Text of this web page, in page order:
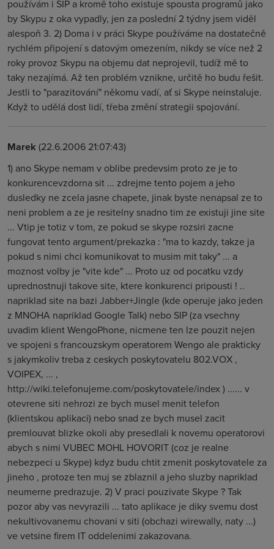
používám i SIP a kromě toho existuje spousta programů jako
by Skypu z oka vypadly, jen za poslední 2 týdny jsem viděl
alespoň 3. 2) Doma i v práci Skype používáme na dostatečně
rychlém připojení s datovým omezením, nikdy se více než 2
roky provoz Skypu na objemu dat neprojevil, tudíž mě to
taky nezajímá. Až ten problém vznikne, určitě ho budu řešit.
Jestli to "parazitování" někomu vadí, ať si Skype neinstaluje.
Když to udělá dost lidí, třeba změní strategii spojování.
Marek (22.6.2006 21:07:43)
1) ano Skype nemam v oblibe predevsim proto ze je to
konkurencevzdorna sit ... zdrejme tento pojem a jeho
dusledky ne zcela jasne chapete, jinak byste nenapsal ze to
neni problem a ze je resitelny snadno tim ze existuji jine site
... Vtip je totiz v tom, ze pokud se skype rozsiri zacne
fungovat tento argument/prekazka : "ma to kazdy, takze ja
pokud s nimi chci komunikovat to musim mit taky" ... a
moznost volby je "vite kde" ... Proto uz od pocatku vzdy
uprednostnuji takove site, ktere konkurenci pripousti ! ..
napriklad site na bazi Jabber+Jingle (kde operuje jako jeden
z MNOHA napriklad Google Talk) nebo SIP (za vsechny
uvadim klient WengoPhone, nicmene ten lze pouzit nejen
ve spojeni s francouzskym operatorem Wengo ale prakticky
s jakymkoliv treba z ceskych poskytovatelu 802.VOX ,
VOIPEX, ... ,
http://wiki.telefonujeme.com/poskytovatele/index ) ...... v
otevrene siti nehrozi ze bych musel menit telefon
(klientskou aplikaci) nebo snad ze bych musel zacit
premlouvat blizke okoli aby presedlali k novemu operatorovi
abych s nimi VUBEC MOHL HOVORIT (coz je realne
nebezpeci u Skype) kdyz budu chtit zmenit poskytovatele za
jineho , protoze ten muj se zblaznil a jeho sluzby napriklad
neumerne predrazuje. 2) V praci pouzivate Skype ? Tak
pozor aby vas nevyrazili ... tato aplikace je diky svemu dost
nekultivovanemu chovani v siti (obchazi wirewally, naty ...)
ve vetsine firem IT oddelenimi zakazovana.